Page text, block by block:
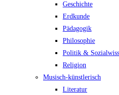
Geschichte
Erdkunde
Pädagogik
Philosophie
Politik &
Religion
Musisch-künstlerisch
Literatur